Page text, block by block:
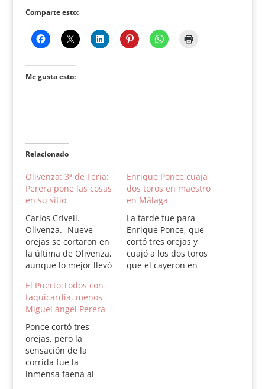
Comparte esto:
Me gusta esto:
Relacionado
Olivenza: 3ª de Feria:
Perera pone las cosas
en su sitio
Carlos Crivell.-
Olivenza.- Nueve
orejas se cortaron en
la última de Olivenza,
aunque lo mejor llevó
Ángel Perera. La
corrida de Zalduendo
fue muy buena con
un cuarto excepcional
por bravura, aunque
ponce no lo vuajó
como debiera. Ferrera
estuvo animoso.
Enrique Ponce cuaja
dos toros en maestro
en Málaga
La tarde fue para
Enrique Ponce, que
cortó tres orejas y
cuajó a los dos toros
que el cayeron en
El Puerto:Todos con
taquicardia, menos
Miguel ángel Perera
Ponce cortó tres
orejas, pero la
sensación de la
corrida fue la
inmensa faena al